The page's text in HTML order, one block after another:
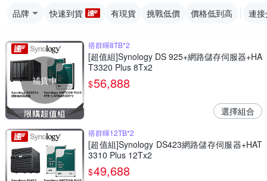
品牌 快速到貨 有現貨 挑戰低價 價格低到高 連
補貨中
搭群暉8TB*2
[超值組]Synology DS 925+網路儲存伺服器+HA
T3320 Plus 8Tx2
$56,888
選擇組合
搭群暉12TB*2
[超值組]Synology DS423網路儲存伺服器+HAT
3310 Plus 12Tx2
$49,688